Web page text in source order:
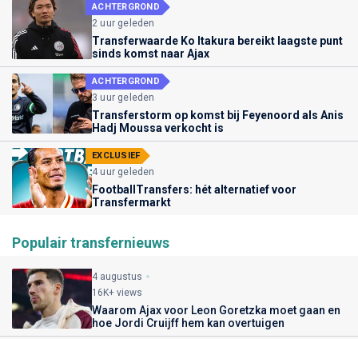
ACHTERGROND
2 uur geleden
Transferwaarde Ko Itakura bereikt laagste punt
sinds komst naar Ajax
ACHTERGROND
3 uur geleden
Transferstorm op komst bij Feyenoord als Anis
Hadj Moussa verkocht is
EXCLUSIEF
4 uur geleden
FootballTransfers: hét alternatief voor
Transfermarkt
Populair transfernieuws
4 augustus
16K+ views
Waarom Ajax voor Leon Goretzka moet gaan en
hoe Jordi Cruijff hem kan overtuigen